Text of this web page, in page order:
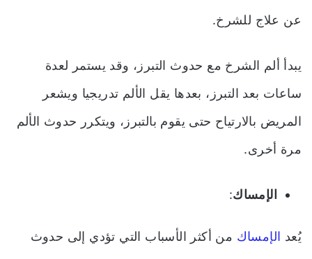
عن علاج للشرخ.
يبدأ ألم الشرخ مع حدوث التبرز، وقد يستمر لعدة
ساعات بعد التبرز، بعدها يقل الألم تدريجيا ويشعر
المريض بالارتياح حتى يقوم بالتبرز، ويتكرر حدوث الألم
مرة أخرى.
الإمساك:
يُعد الإمساك من أكثر الأسباب التي تؤدي إلى حدوث